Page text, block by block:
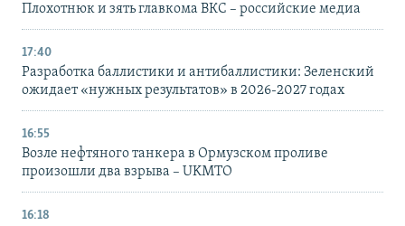
Плохотнюк и зять главкома ВКС – российские медиа
17:40
Разработка баллистики и антибаллистики: Зеленский
ожидает «нужных результатов» в 2026-2027 годах
16:55
Возле нефтяного танкера в Ормузском проливе
произошли два взрыва – UKMTO
16:18